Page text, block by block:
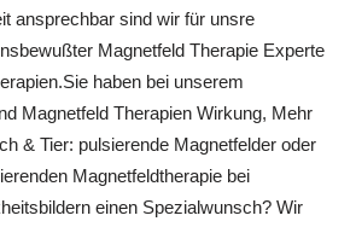
ansprechbar sind wir für unsre
Magnetfeld Therapie Experte
haben bei unserem
Magnetfeld Therapien Wirkung, Mehr
& Tier: pulsierende Magnetfelder oder
Magnetfeldtherapie bei
einen Spezialwunsch? Wir